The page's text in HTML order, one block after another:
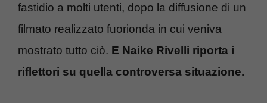
fastidio a molti utenti, dopo la diffusione di un
filmato realizzato fuorionda in cui veniva
mostrato tutto ciò. E Naike Rivelli riporta i
riflettori su quella controversa situazione.